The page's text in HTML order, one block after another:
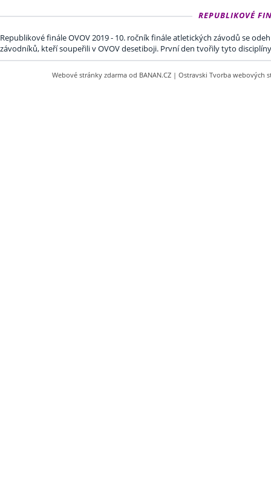
REPUBLIKOVÉ
Republikové finále OVOV 2019 - 10. ročník finále atletických závodů se
závodníků, kteří soupeřili v OVOV desetiboji. První den tvořily tyto
Webové stránky zdarma od BANAN.CZ | Ostravski Tvorba webových